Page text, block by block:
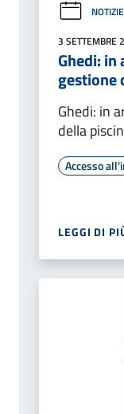
NOTIZIE
3 SETTEMBRE
Ghedi:
gestione
Ghedi: in
della
Accesso
LEGGI DI